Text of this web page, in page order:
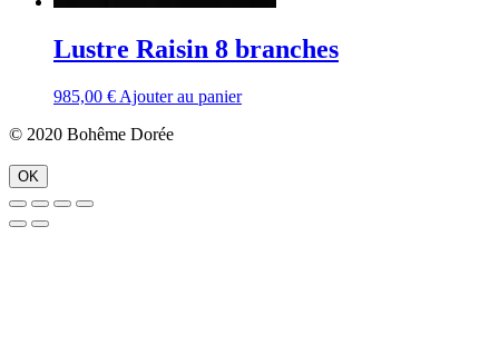
Lustre Raisin 8 branches
985,00 € Ajouter au panier
© 2020 Bohême Dorée
OK